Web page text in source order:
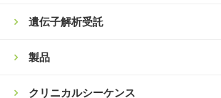
遺伝子解析受託
製品
クリニカルシーケンス